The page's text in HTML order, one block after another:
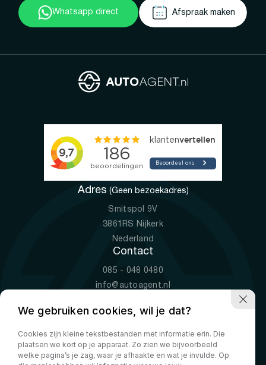
Whatsapp direct Afspraak maken
Adres (Geen bezoekadres)
Smitspol 9V
3861RS Nijkerk
Nederland
Contact
085 - 048 0480
info@autoagent.nl
Openingstijden
Ma-Vr
09:00 - 19:00
Za
10:00 - 17:00
We gebruiken cookies, wil je dat?
Cookies zijn kleine tekstbestanden met informatie erin. Die
plaatsen we kort op je apparaat. Zo zien we bijvoorbeeld
welke pagina’s je zag, waar je afhaakte en wat je invulde. Op